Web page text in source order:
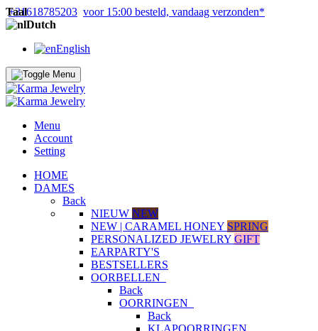
+31618785203 voor 15:00 besteld, vandaag verzonden*
Taal
Dutch
English
Menu
Account
Setting
HOME
DAMES
Back
NIEUW NEW
NEW | CARAMEL HONEY SPRING
PERSONALIZED JEWELRY GIFT
EARPARTY'S
BESTSELLERS
OORBELLEN
Back
OORRINGEN
Back
KLAPOORRINGEN